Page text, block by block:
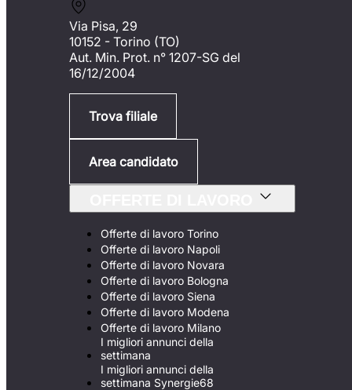
Via Pisa, 29
10152 - Torino (TO)
Aut. Min. Prot. n° 1207-SG del
16/12/2004
Trova filiale
Area candidato
Offerte di lavoro Torino
Offerte di lavoro Napoli
Offerte di lavoro Novara
Offerte di lavoro Bologna
Offerte di lavoro Siena
Offerte di lavoro Modena
Offerte di lavoro Milano
I migliori annunci della
settimana
I migliori annunci della
settimana Synergie68